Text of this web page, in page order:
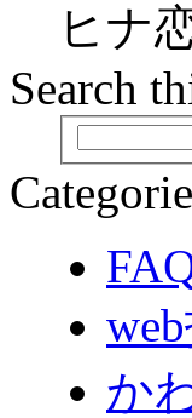
ヒナ
Search
か